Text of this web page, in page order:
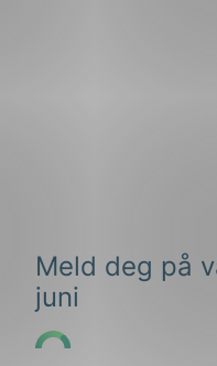
Meld deg på
juni